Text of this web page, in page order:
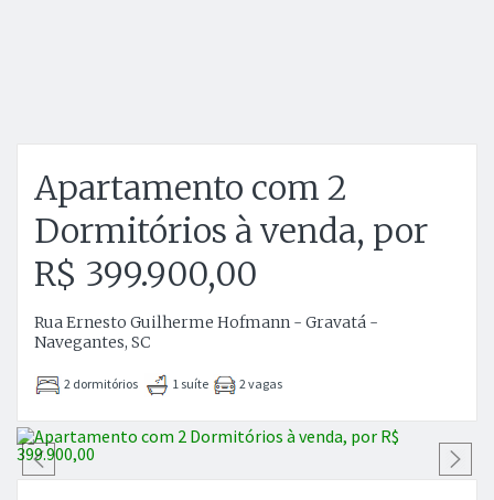
Apartamento com 2
Dormitórios à venda, por
R$ 399.900,00
Rua Ernesto Guilherme Hofmann - Gravatá -
Navegantes, SC
2 dormitórios 1 suíte 2 vagas
Anterior